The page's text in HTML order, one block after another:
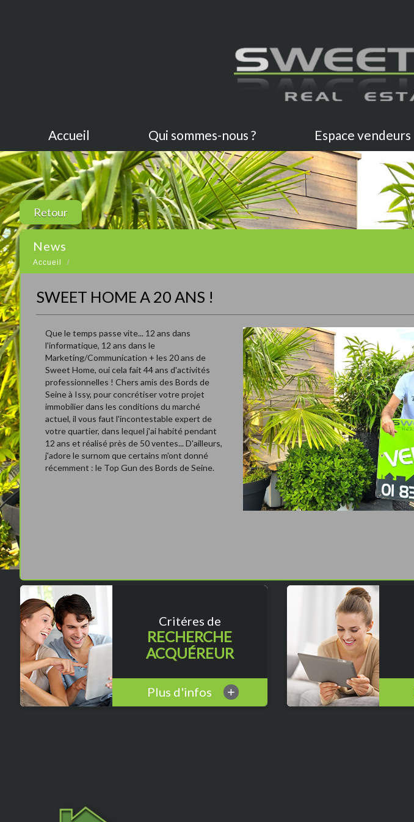
Accueil Qui sommes-nous ? Espace vendeurs
Retour
news
Accueil
SWEET HOME A 20 ANS !
Que le temps passe vite... 12 ans dans
l'informatique, 12 ans dans le
Marketing/Communication + les 20 ans de
Sweet Home, oui cela fait 44 ans d'activités
professionnelles ! Chers amis des Bords de
Seine à Issy, pour concrétiser votre projet
immobilier dans les conditions du marché
actuel, il vous faut l'incontestable expert de
votre quartier, dans lequel j'ai habité pendant
12 ans et réalisé près de 50 ventes... D'ailleurs,
j'adore le surnom que certains m'ont donné
récemment : le Top Gun des Bords de Seine.
Critéres de
RECHERCHE
ACQUÉREUR
Plus d'infos +